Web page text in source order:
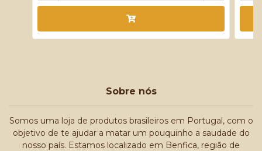
Sobre nós
Somos uma loja de produtos brasileiros em Portugal, com o
objetivo de te ajudar a matar um pouquinho a saudade do
nosso país. Estamos localizado em Benfica, região de